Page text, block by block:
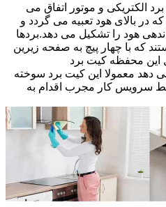
الکتریکی و موتور اتفاق می
در بالای هود تعبیه می گردد و
هود را تشکیل می دهد.بردها
که با چهار پیچ به صفحه زیرین
این محفظه کیت برد
دهد معمولا این کیت برد سوخته
سرویس کار مجرب اقدام به